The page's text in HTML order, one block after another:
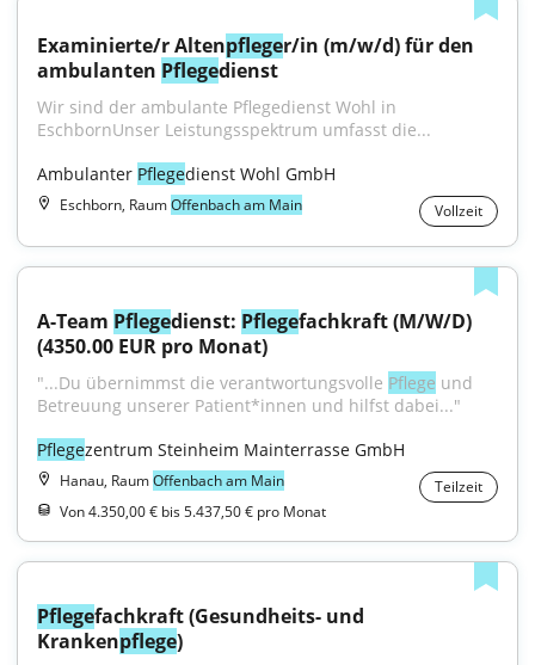
Examinierte/r Altenpfleger/in (m/w/d) für den
ambulanten Pflegedienst
Wir sind der ambulante Pflegedienst Wohl in
EschbornUnser Leistungsspektrum umfasst die...
Ambulanter Pflegedienst Wohl GmbH
Eschborn, RaumOffenbach am Main Vollzeit
A-Team Pflegedienst: Pflegefachkraft (M/W/D)
(4350.00 EUR pro Monat)
"...Du übernimmst die verantwortungsvolle Pflege und
Betreuung unserer Patient*innen und hilfst dabei..."
Pflegezentrum Steinheim Mainterrasse GmbH
Hanau, RaumOffenbach am Main
Teilzeit
Von 4.350,00 € bis 5.437,50 € pro Monat
Pflegefachkraft (Gesundheits- und
Krankenpflege)